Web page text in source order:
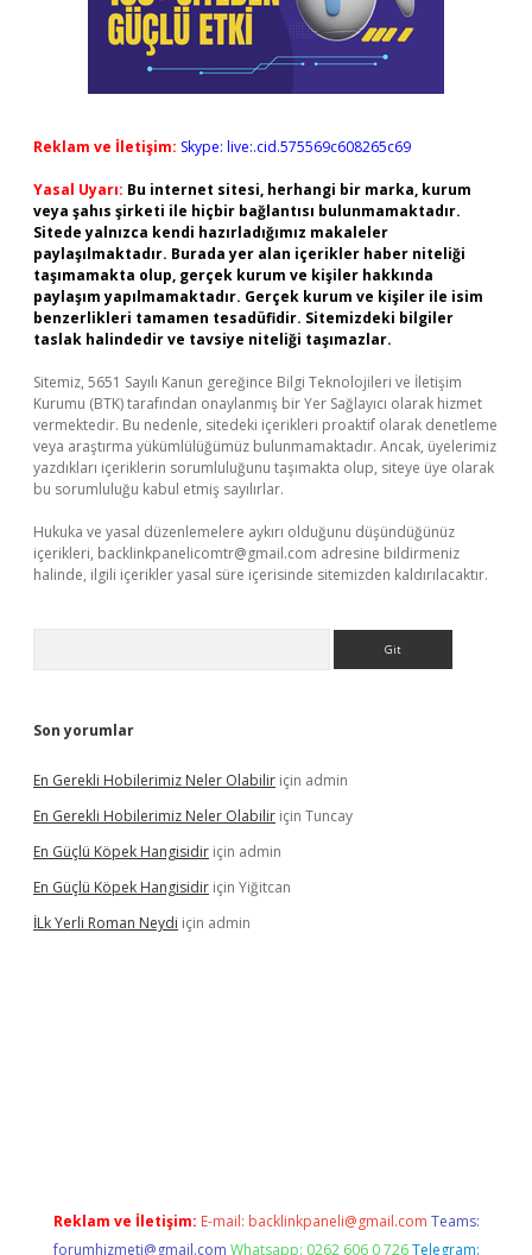
Reklam ve İletişim: Skype: live:.cid.575569c608265c69
Yasal Uyarı: Bu internet sitesi, herhangi bir marka, kurum
veya şahıs şirketi ile hiçbir bağlantısı bulunmamaktadır.
Sitede yalnızca kendi hazırladığımız makaleler
paylaşılmaktadır. Burada yer alan içerikler haber niteliği
taşımamakta olup, gerçek kurum ve kişiler hakkında
paylaşım yapılmamaktadır. Gerçek kurum ve kişiler ile isim
benzerlikleri tamamen tesadüfidir. Sitemizdeki bilgiler
taslak halindedir ve tavsiye niteliği taşımazlar.
Sitemiz, 5651 Sayılı Kanun gereğince Bilgi Teknolojileri ve İletişim
Kurumu (BTK) tarafından onaylanmış bir Yer Sağlayıcı olarak hizmet
vermektedir. Bu nedenle, sitedeki içerikleri proaktif olarak denetleme
veya araştırma yükümlülüğümüz bulunmamaktadır. Ancak, üyelerimiz
yazdıkları içeriklerin sorumluluğunu taşımakta olup, siteye üye olarak
bu sorumluluğu kabul etmiş sayılırlar.
Hukuka ve yasal düzenlemelere aykırı olduğunu düşündüğünüz
içerikleri, backlinkpanelicomtr@gmail.com adresine bildirmeniz
halinde, ilgili içerikler yasal süre içerisinde sitemizden kaldırılacaktır.
Son yorumlar
En Gerekli Hobilerimiz Neler Olabilir için admin
En Gerekli Hobilerimiz Neler Olabilir için Tuncay
En Güçlü Köpek Hangisidir için admin
En Güçlü Köpek Hangisidir için Yiğitcan
İLk Yerli Roman Neydi için admin
Reklam ve İletişim: E-mail: backlinkpaneli@gmail.com Teams:
forumhizmeti@gmail.com Whatsapp: 0262 606 0 726 Telegram: